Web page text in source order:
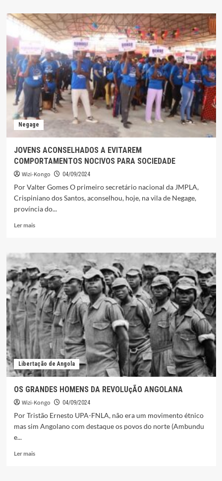
EVANGELIZAÇÃO,
GUERRA
CIVIL
KÔNGO
E
ÑSÎMBA
VITA
(KIMPA
VITA)
Negage
JOVENS ACONSELHADOS A EVITAREM
COMPORTAMENTOS NOCIVOS PARA SOCIEDADE
Wizi-Kongo 04/09/2024
Por Valter Gomes O primeiro secretário nacional da JMPLA,
Crispiniano dos Santos, aconselhou, hoje, na vila de Negage,
província do...
Ler maisLeia
JOVENS
ACONSELHADOS
A
EVITAREM
COMPORTAMENTOS
NOCIVOS
PARA
SOCIEDADE
Libertação de Angola
OS GRANDES HOMENS DA REVOLUçÃO ANGOLANA
Wizi-Kongo 04/09/2024
Por Tristão Ernesto UPA-FNLA, não era um movimento étnico
mas sim Angolano com destaque os povos do norte (Ambundu
e...
Ler maisLeia